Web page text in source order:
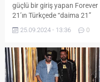
güçlü bir giriş yapan Forever
21’ın Türkçede “daima 21”
isminden ve trendlere yön
çıkarak hazırlanan dikkat
çekici içerik; geleneksel moda
çekimlerinin ötesine geçerek
25.09.2024 - 13:36 0